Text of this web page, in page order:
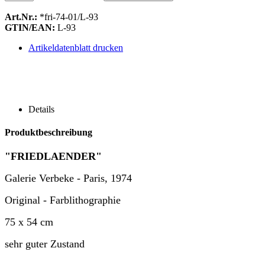
Art.Nr.: *fri-74-01/L-93
GTIN/EAN: L-93
Artikeldatenblatt drucken
Details
Produktbeschreibung
"FRIEDLAENDER"
Galerie Verbeke - Paris, 1974
Original - Farblithographie
75 x 54 cm
sehr guter Zustand